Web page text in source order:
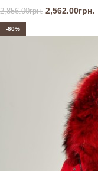
2,856.00грн. 2,562.00грн.
-60%